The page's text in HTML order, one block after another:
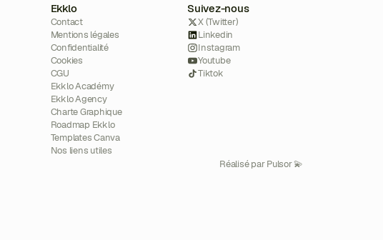
Ekklo
Contact
Mentions légales
Confidentialité
Cookies
CGU
Ekklo Académy
Ekklo Agency
Charte Graphique
Roadmap Ekklo
Templates Canva
Nos liens utiles
Suivez-nous
X (Twitter)
Linkedin
Instagram
Youtube
Tiktok
Réalisé par Pulsor 💫